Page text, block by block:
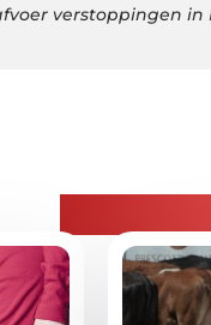
verstoppingen